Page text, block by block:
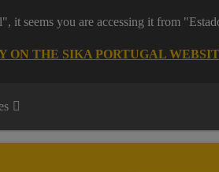
it seems you are accessing it from
ON THE SIKA PORTUGAL